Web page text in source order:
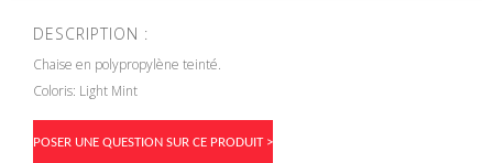
DESCRIPTION :
Chaise en polypropylène teinté.
Coloris: Light Mint
POSER UNE QUESTION SUR CE PRODUIT >